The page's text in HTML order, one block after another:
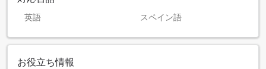
英語 スペイン語
お役立ち情報